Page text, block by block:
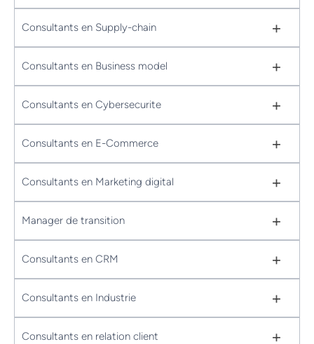
Consultants en Supply-chain +
Consultants en Business model +
Consultants en Cybersecurite +
Consultants en E-Commerce +
Consultants en Marketing digital +
Manager de transition +
Consultants en CRM +
Consultants en Industrie +
Consultants en relation client +